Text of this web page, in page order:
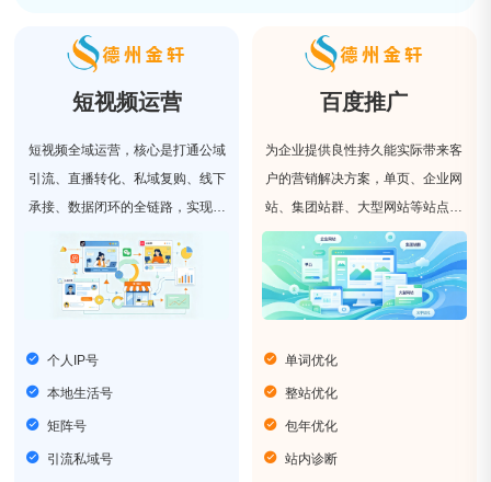
短视频运营
短视频全域运营，核心是打通公域
引流、直播转化、私域复购、线下
承接、数据闭环的全链路，实现多
化运营。
个人IP号
本地生活号
矩阵号
引流私域号
百度推广
为企业提供良性持久能实际带来客
户的营销解决方案，单页、企业网
站、集团站群、大型网站等站点类
型，我们具有丰富的网站优化经
验。
单词优化
整站优化
包年优化
站内诊断